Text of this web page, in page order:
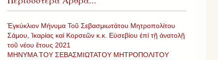
Ἐγκύκλιον Μήνυμα Τοῦ Σεβασμιωτάτου Μητροπολίτου
Σάμου, Ἰκαρίας καί Κορσεῶν κ.κ. Εὐσεβίου ἐπί τῇ ἀνατολῇ
τοῦ νέου ἔτους 2021
ΜΗΝΥΜΑ ΤΟΥ ΣΕΒΑΣΜΙΩΤΑΤΟΥ ΜΗΤΡΟΠΟΛΙΤΟΥ